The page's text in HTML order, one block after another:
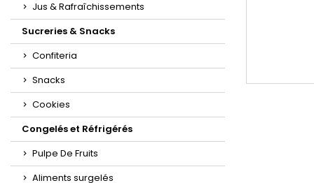
Jus & Rafraîchissements
Sucreries & Snacks
Confiteria
Snacks
Cookies
Congelés et Réfrigérés
Pulpe De Fruits
Aliments surgelés